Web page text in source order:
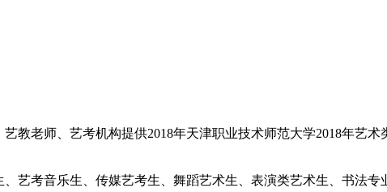
教老师、艺考机构提供2018年天津职业技术师范大学2018年艺
艺考音乐生、传媒艺考生、舞蹈艺术生、表演类艺术生、书法专